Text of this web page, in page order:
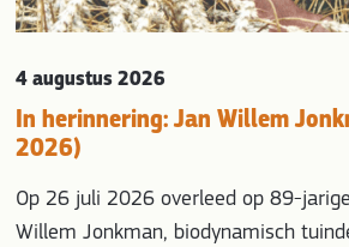
In herinnering: Jan Willem
2026)
4 augustus 2026
Op 26 juli 2026 overleed op 89-
Willem Jonkman, biodynamisch